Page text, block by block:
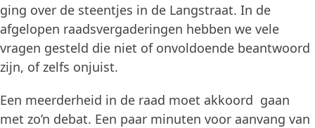
ging over de steentjes in de Langstraat. In de
afgelopen raadsvergaderingen hebben we vele
vragen gesteld die niet of onvoldoende beantwoord
zijn, of zelfs onjuist.
Een meerderheid in de raad moet akkoord gaan
met zo’n debat. Een paar minuten voor aanvang van